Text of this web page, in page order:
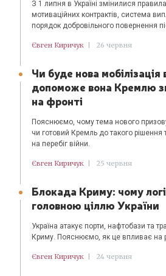
З 1 липня в Україні змінилися
мотиваційних контрактів, система
порядок добровільного повернення
Євген Киричук 26 червня
Чи буде нова мобілізація
допоможе вона Кремлю
на фронті
Пояснюємо, чому тема нового
чи готовий Кремль до такого
на перебіг війни.
Євген Киричук 25 червня
Блокада Криму: чому
головною ціллю України
Україна атакує порти, нафтобази та
Криму. Пояснюємо, як це впливає на
Євген Киричук 24 червня